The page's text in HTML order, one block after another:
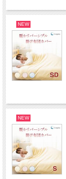
NEW
NEW